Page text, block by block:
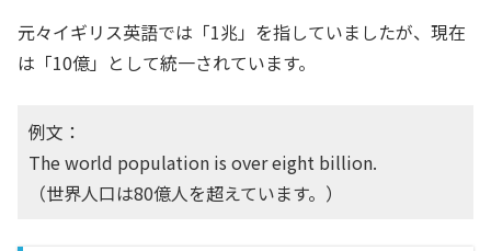
元々イギリス英語では「1兆」を指していましたが、現在
は「10億」として統一されています。
例文：
The world population is over eight billion.
（世界人口は80億人を超えています。）